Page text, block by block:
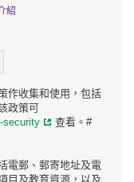
紹
作收集和使用，包括
政策可
security 查看。#
電郵、郵寄地址及電
目及教育資源，以及